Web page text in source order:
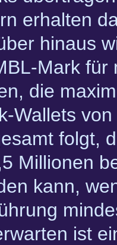
erhalten
hinaus
Mark für
die
Wallets
folgt,
Millionen
kann,
ist